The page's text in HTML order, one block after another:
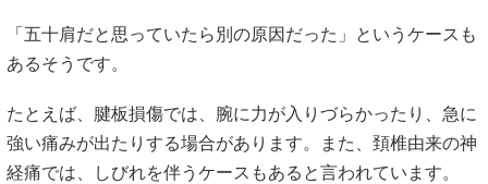
「五十肩だと思っていたら別の原因だった」というケースも
あるそうです。
たとえば、腱板損傷では、腕に力が入りづらかったり、急に
強い痛みが出たりする場合があります。また、頚椎由来の神
経痛では、しびれを伴うケースもあると言われています。